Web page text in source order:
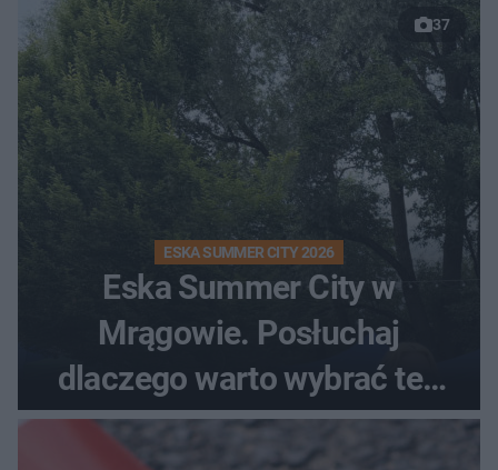
37
ESKA SUMMER CITY 2026
Eska Summer City w
Mrągowie. Posłuchaj
dlaczego warto wybrać ten
kierunek na urlop!